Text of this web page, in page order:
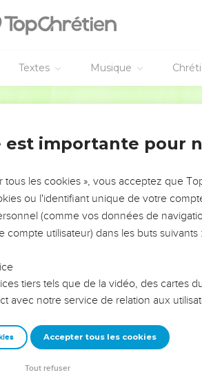
Textes Musique
!
leur vision. Mais on voit
même que ce sont
sur les erreurs
afin que leurs erreurs
groupe ou une famille,
est importante pour
tous les cookies », vous acceptez que
ou l'identifiant unique de votre
(comme vos données de
utilisateur) dans les buts suivants :
tiers tels que de la vidéo, des cartes
avec notre service de relation aux
Accepter tous les cookies
Tout refuser